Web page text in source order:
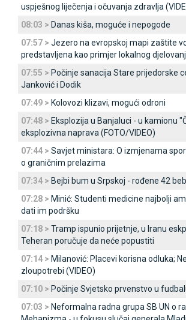
uspješnog liječenja i očuvanja zdravlja
08:03 > Danas kiša, moguće i nepogode
07:57 > Јezero na evropskoj mapi zaštite
predstavljena kao primjer lokalnog
07:55 > Počinje sanacija Stare prijedorske
Јanković i Dodik
07:49 > Kolovozi klizavi, mogući odroni
07:48 > Eksplozija u Banjaluci - u kamionu
eksplozivna naprava (FOTO/VIDEO)
07:44 > Savjet ministara: O izmjenama
o graničnim prelazima
07:34 > Bejbi bum u Srpskoj - rođene 42
07:28 > Minić: Studenti medicine najbolji
dati im podršku
07:18 > Tramp ispunio prijetnje, u Iranu
Teheran poručuje da neće popustiti
07:14 > Milanović: Placevi korisna odluka;
zloupotrebi (VIDEO)
07:10 > Počinje Svjetsko prvenstvo u
07:03 > Neformalna radna grupa SB UN o